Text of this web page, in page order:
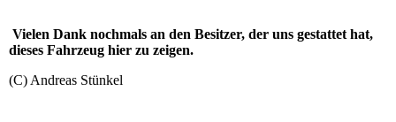
Vielen Dank nochmals an den Besitzer, der uns gestattet hat,
dieses Fahrzeug hier zu zeigen.
(C) Andreas Stünkel